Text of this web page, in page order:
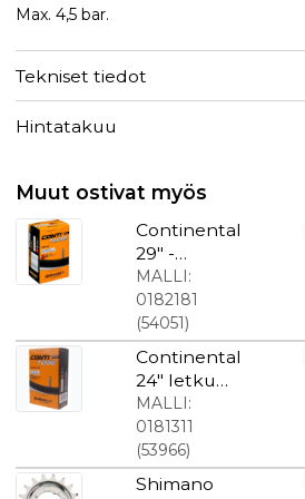
Max. 4,5 bar.
Tekniset tiedot
Hintatakuu
Muut ostivat myös
Continental
29" -
sisäkumi
1.85/2.40-
622 42mm
Presta-
venttiili
MALLI:
0182181
(54051)
Continental
24" letku
32/47-
507/544,
jossa on 40
mm:n
MALLI:
0181311
(53966)
Shimano